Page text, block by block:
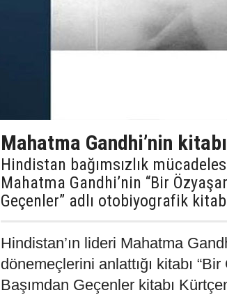
Mahatma Gandhi’nin
Hindistan bağımsızlık
Mahatma Gandhi’nin “Bir
Geçenler” adlı otobiyografik
Hindistan’ın lideri Mahatma
dönemeçlerini anlattığı kitabı
Başımdan Geçenler kitabı